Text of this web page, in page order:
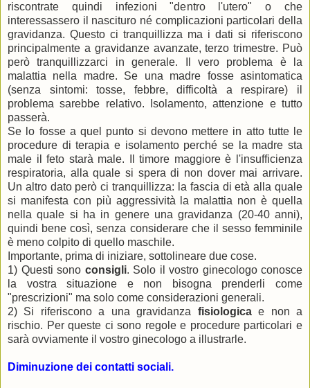
riscontrate quindi infezioni "dentro l'utero" o che
interessassero il nascituro né complicazioni particolari della
gravidanza. Questo ci tranquillizza ma i dati si riferiscono
principalmente a gravidanze avanzate, terzo trimestre. Può
però tranquillizzarci in generale. Il vero problema è la
malattia nella madre. Se una madre fosse asintomatica
(senza sintomi: tosse, febbre, difficoltà a respirare) il
problema sarebbe relativo. Isolamento, attenzione e tutto
passerà.
Se lo fosse a quel punto si devono mettere in atto tutte le
procedure di terapia e isolamento perché se la madre sta
male il feto starà male. Il timore maggiore è l'insufficienza
respiratoria, alla quale si spera di non dover mai arrivare.
Un altro dato però ci tranquillizza: la fascia di età alla quale
si manifesta con più aggressività la malattia non è quella
nella quale si ha in genere una gravidanza (20-40 anni),
quindi bene così, senza considerare che il sesso femminile
è meno colpito di quello maschile.
Importante, prima di iniziare, sottolineare due cose.
1) Questi sono consigli. Solo il vostro ginecologo conosce
la vostra situazione e non bisogna prenderli come
"prescrizioni" ma solo come considerazioni generali.
2) Si riferiscono a una gravidanza fisiologicae non a
rischio. Per queste ci sono regole e procedure particolari e
sarà ovviamente il vostro ginecologo a illustrarle.
Diminuzione dei contatti sociali.